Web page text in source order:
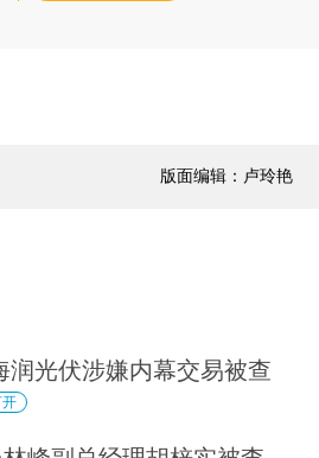
版面编辑：卢玲艳
润光伏涉嫌内幕交易被查